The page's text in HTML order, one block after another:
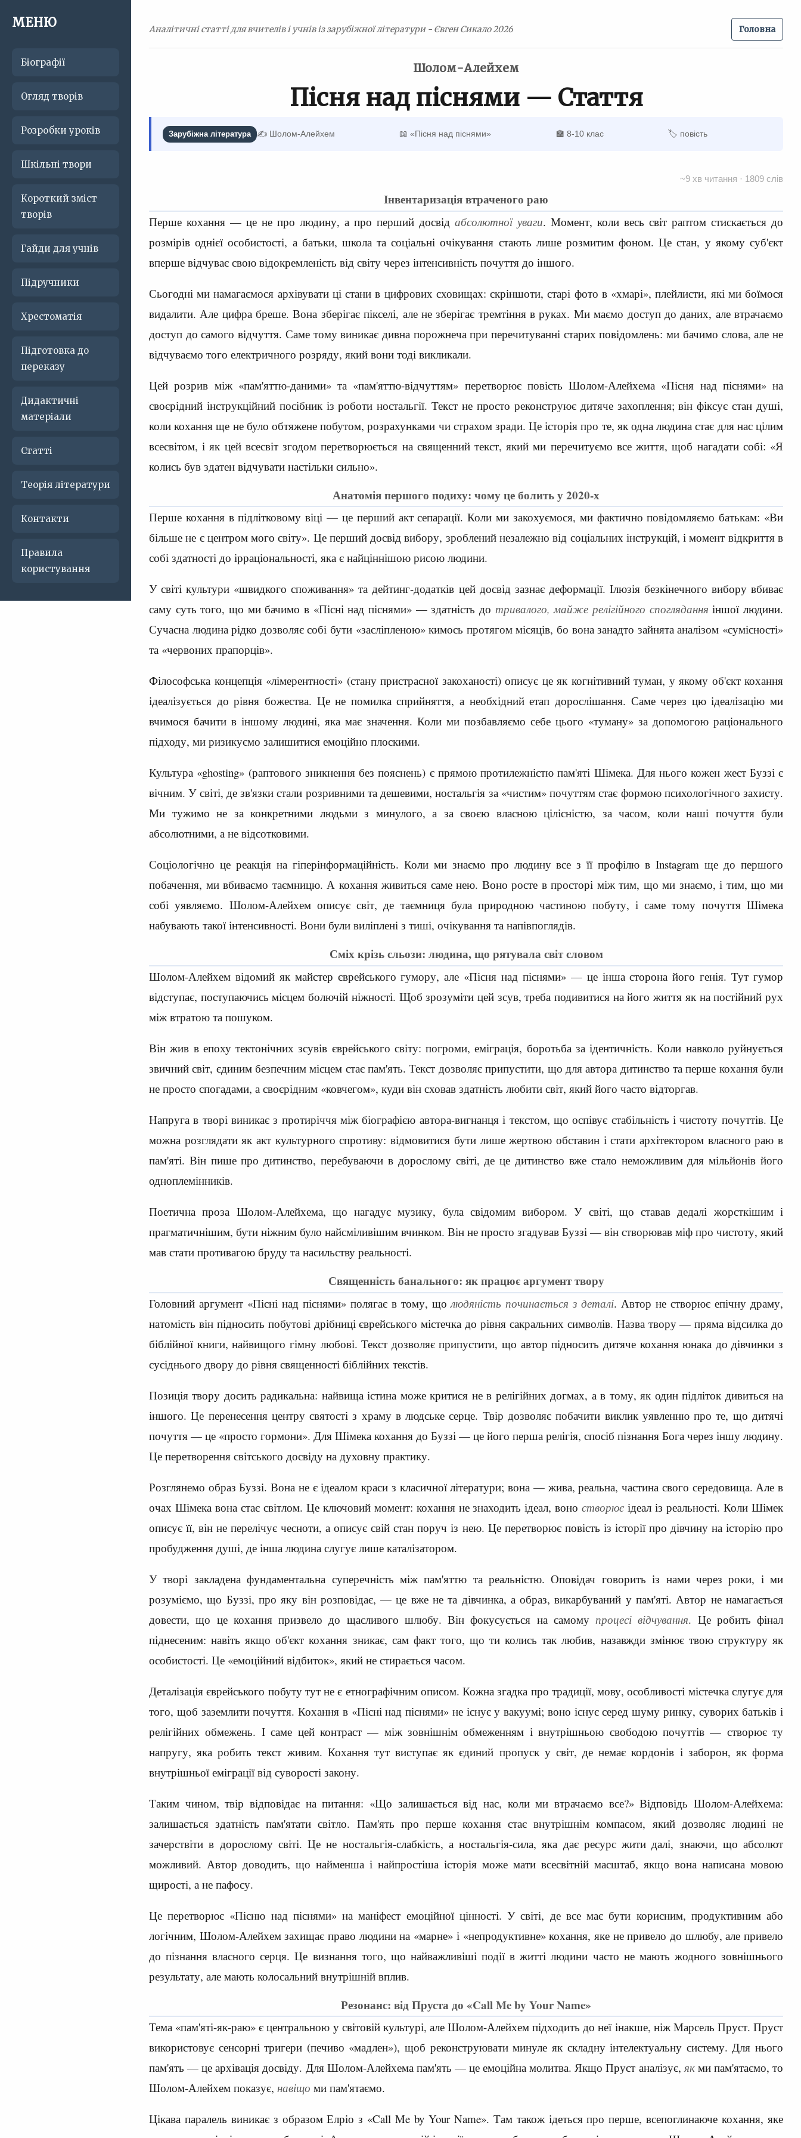
МЕНЮ
Біографії
Огляд творів
Розробки уроків
Шкільні твори
Короткий зміст
творів
Гайди для учнів
Підручники
Хрестоматія
Підготовка до
переказу
Дидактичні
матеріали
Статті
Теорія літератури
Контакти
Правила
користування
Аналітичні статті для вчителів і учнів із зарубіжної літератури - Євген Сикало 2026 Головна
Шолом-Алейхем
Пісня над піснями — Стаття
Зарубіжна література ✍️ Шолом-Алейхем 📖 «Пісня над піснями» 🏫 8-10 клас 🏷 повість
~9 хв читання · 1809 слів
Інвентаризація втраченого раю
Перше кохання — це не про людину, а про перший досвід абсолютної уваги. Момент, коли весь світ раптом стискається до
розмірів однієї особистості, а батьки, школа та соціальні очікування стають лише розмитим фоном. Це стан, у якому суб'єкт
вперше відчуває свою відокремленість від світу через інтенсивність почуття до іншого.
Сьогодні ми намагаємося архівувати ці стани в цифрових сховищах: скріншоти, старі фото в «хмарі», плейлисти, які ми боїмося
видалити. Але цифра бреше. Вона зберігає пікселі, але не зберігає тремтіння в руках. Ми маємо доступ до даних, але втрачаємо
доступ до самого відчуття. Саме тому виникає дивна порожнеча при перечитуванні старих повідомлень: ми бачимо слова, але не
відчуваємо того електричного розряду, який вони тоді викликали.
Цей розрив між «пам'яттю-даними» та «пам'яттю-відчуттям» перетворює повість Шолом-Алейхема «Пісня над піснями» на
своєрідний інструкційний посібник із роботи ностальгії. Текст не просто реконструює дитяче захоплення; він фіксує стан душі,
коли кохання ще не було обтяжене побутом, розрахунками чи страхом зради. Це історія про те, як одна людина стає для нас цілим
всесвітом, і як цей всесвіт згодом перетворюється на священний текст, який ми перечитуємо все життя, щоб нагадати собі: «Я
колись був здатен відчувати настільки сильно».
Анатомія першого подиху: чому це болить у 2020-х
Перше кохання в підлітковому віці — це перший акт сепарації. Коли ми закохуємося, ми фактично повідомляємо батькам: «Ви
більше не є центром мого світу». Це перший досвід вибору, зроблений незалежно від соціальних інструкцій, і момент відкриття в
собі здатності до ірраціональності, яка є найціннішою рисою людини.
У світі культури «швидкого споживання» та дейтинг-додатків цей досвід зазнає деформації. Ілюзія безкінечного вибору вбиває
саму суть того, що ми бачимо в «Пісні над піснями» — здатність до тривалого, майже релігійного споглядання іншої людини.
Сучасна людина рідко дозволяє собі бути «засліпленою» кимось протягом місяців, бо вона занадто зайнята аналізом «сумісності»
та «червоних прапорців».
Філософська концепція «лімерентності» (стану пристрасної закоханості) описує це як когнітивний туман, у якому об'єкт кохання
ідеалізується до рівня божества. Це не помилка сприйняття, а необхідний етап дорослішання. Саме через цю ідеалізацію ми
вчимося бачити в іншому людині, яка має значення. Коли ми позбавляємо себе цього «туману» за допомогою раціонального
підходу, ми ризикуємо залишитися емоційно плоскими.
Культура «ghosting» (раптового зникнення без пояснень) є прямою протилежністю пам'яті Шімека. Для нього кожен жест Буззі є
вічним. У світі, де зв'язки стали розривними та дешевими, ностальгія за «чистим» почуттям стає формою психологічного захисту.
Ми тужимо не за конкретними людьми з минулого, а за своєю власною цілісністю, за часом, коли наші почуття були
абсолютними, а не відсотковими.
Соціологічно це реакція на гіперінформаційність. Коли ми знаємо про людину все з її профілю в Instagram ще до першого
побачення, ми вбиваємо таємницю. А кохання живиться саме нею. Воно росте в просторі між тим, що ми знаємо, і тим, що ми
собі уявляємо. Шолом-Алейхем описує світ, де таємниця була природною частиною побуту, і саме тому почуття Шімека
набувають такої інтенсивності. Вони були виліплені з тиші, очікування та напівпоглядів.
Сміх крізь сльози: людина, що рятувала світ словом
Шолом-Алейхем відомий як майстер єврейського гумору, але «Пісня над піснями» — це інша сторона його генія. Тут гумор
відступає, поступаючись місцем болючій ніжності. Щоб зрозуміти цей зсув, треба подивитися на його життя як на постійний рух
між втратою та пошуком.
Він жив в епоху тектонічних зсувів єврейського світу: погроми, еміграція, боротьба за ідентичність. Коли навколо руйнується
звичний світ, єдиним безпечним місцем стає пам'ять. Текст дозволяє припустити, що для автора дитинство та перше кохання були
не просто спогадами, а своєрідним «ковчегом», куди він сховав здатність любити світ, який його часто відторгав.
Напруга в творі виникає з протиріччя між біографією автора-вигнанця і текстом, що оспівує стабільність і чистоту почуттів. Це
можна розглядати як акт культурного спротиву: відмовитися бути лише жертвою обставин і стати архітектором власного раю в
пам'яті. Він пише про дитинство, перебуваючи в дорослому світі, де це дитинство вже стало неможливим для мільйонів його
одноплемінників.
Поетична проза Шолом-Алейхема, що нагадує музику, була свідомим вибором. У світі, що ставав дедалі жорсткішим і
прагматичнішим, бути ніжним було найсміливішим вчинком. Він не просто згадував Буззі — він створював міф про чистоту, який
мав стати противагою бруду та насильству реальності.
Священність банального: як працює аргумент твору
Головний аргумент «Пісні над піснями» полягає в тому, щолюдяність починається з деталі. Автор не створює епічну драму,
натомість він підносить побутові дрібниці єврейського містечка до рівня сакральних символів. Назва твору — пряма відсилка до
біблійної книги, найвищого гімну любові. Текст дозволяє припустити, що автор підносить дитяче кохання юнака до дівчинки з
сусіднього двору до рівня священності біблійних текстів.
Позиція твору досить радикальна: найвища істина може критися не в релігійних догмах, а в тому, як один підліток дивиться на
іншого. Це перенесення центру святості з храму в людське серце. Твір дозволяє побачити виклик уявленню про те, що дитячі
почуття — це «просто гормони». Для Шімека кохання до Буззі — це його перша релігія, спосіб пізнання Бога через іншу людину.
Це перетворення світського досвіду на духовну практику.
Розглянемо образ Буззі. Вона не є ідеалом краси з класичної літератури; вона — жива, реальна, частина свого середовища. Але в
очах Шімека вона стає світлом. Це ключовий момент: кохання не знаходить ідеал, воностворює ідеал із реальності. Коли Шімек
описує її, він не перелічує чесноти, а описує свій стан поруч із нею. Це перетворює повість із історії про дівчину на історію про
пробудження душі, де інша людина слугує лише каталізатором.
У творі закладена фундаментальна суперечність між пам'яттю та реальністю. Оповідач говорить із нами через роки, і ми
розуміємо, що Буззі, про яку він розповідає, — це вже не та дівчинка, а образ, викарбуваний у пам'яті. Автор не намагається
довести, що це кохання призвело до щасливого шлюбу. Він фокусується на самому процесі відчування. Це робить фінал
піднесеним: навіть якщо об'єкт кохання зникає, сам факт того, що ти колись так любив, назавжди змінює твою структуру як
особистості. Це «емоційний відбиток», який не стирається часом.
Деталізація єврейського побуту тут не є етнографічним описом. Кожна згадка про традиції, мову, особливості містечка слугує для
того, щоб заземлити почуття. Кохання в «Пісні над піснями» не існує у вакуумі; воно існує серед шуму ринку, суворих батьків і
релігійних обмежень. І саме цей контраст — між зовнішнім обмеженням і внутрішньою свободою почуттів — створює ту
напругу, яка робить текст живим. Кохання тут виступає як єдиний пропуск у світ, де немає кордонів і заборон, як форма
внутрішньої еміграції від суворості закону.
Таким чином, твір відповідає на питання: «Що залишається від нас, коли ми втрачаємо все?» Відповідь Шолом-Алейхема:
залишається здатність пам'ятати світло. Пам'ять про перше кохання стає внутрішнім компасом, який дозволяє людині не
зачерствіти в дорослому світі. Це не ностальгія-слабкість, а ностальгія-сила, яка дає ресурс жити далі, знаючи, що абсолют
можливий. Автор доводить, що найменша і найпростіша історія може мати всесвітній масштаб, якщо вона написана мовою
щирості, а не пафосу.
Це перетворює «Пісню над піснями» на маніфест емоційної цінності. У світі, де все має бути корисним, продуктивним або
логічним, Шолом-Алейхем захищає право людини на «марне» і «непродуктивне» кохання, яке не привело до шлюбу, але привело
до пізнання власного серця. Це визнання того, що найважливіші події в житті людини часто не мають жодного зовнішнього
результату, але мають колосальний внутрішній вплив.
Резонанс: від Пруста до «Call Me by Your Name»
Тема «пам'яті-як-раю» є центральною у світовій культурі, але Шолом-Алейхем підходить до неї інакше, ніж Марсель Пруст. Пруст
використовує сенсорні тригери (печиво «мадлен»), щоб реконструювати минуле як складну інтелектуальну систему. Для нього
пам'ять — це архівація досвіду. Для Шолом-Алейхема пам'ять — це емоційна молитва. Якщо Пруст аналізує,якми пам'ятаємо, то
Шолом-Алейхем показує, навіщо ми пам'ятаємо.
Цікава паралель виникає з образом Елріо з «Call Me by Your Name». Там також ідеться про перше, всепоглинаюче кохання, яке